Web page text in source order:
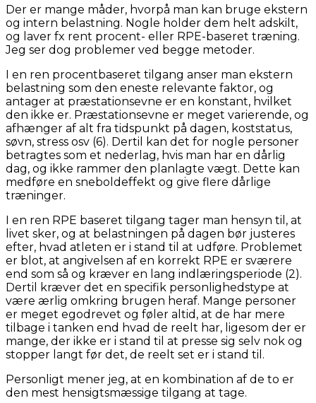
Der er mange måder, hvorpå man kan bruge ekstern
og intern belastning. Nogle holder dem helt adskilt,
og laver fx rent procent- eller RPE-baseret træning.
Jeg ser dog problemer ved begge metoder.
I en ren procentbaseret tilgang anser man ekstern
belastning som den eneste relevante faktor, og
antager at præstationsevne er en konstant, hvilket
den ikke er. Præstationsevne er meget varierende, og
afhænger af alt fra tidspunkt på dagen, koststatus,
søvn, stress osv (6). Dertil kan det for nogle personer
betragtes som et nederlag, hvis man har en dårlig
dag, og ikke rammer den planlagte vægt. Dette kan
medføre en sneboldeffekt og give flere dårlige
træninger.
I en ren RPE baseret tilgang tager man hensyn til, at
livet sker, og at belastningen på dagen bør justeres
efter, hvad atleten er i stand til at udføre. Problemet
er blot, at angivelsen af en korrekt RPE er sværere
end som så og kræver en lang indlæringsperiode (2).
Dertil kræver det en specifik personlighedstype at
være ærlig omkring brugen heraf. Mange personer
er meget egodrevet og føler altid, at de har mere
tilbage i tanken end hvad de reelt har, ligesom der er
mange, der ikke er i stand til at presse sig selv nok og
stopper langt før det, de reelt set er i stand til.
Personligt mener jeg, at en kombination af de to er
den mest hensigtsmæssige tilgang at tage.